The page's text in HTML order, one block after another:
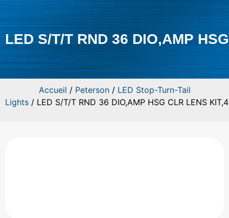
LED S/T/T RND 36 DIO,AMP
Accueil / Peterson/ LED Stop-Turn-Tail
Lights / LED S/T/T RND 36 DIO,AMP HSG CLR LENS